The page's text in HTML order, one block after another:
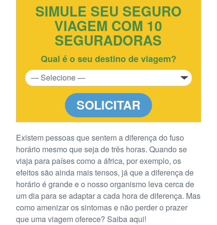
SIMULE SEU SEGURO
VIAGEM COM 10
SEGURADORAS
Qual é o seu destino de viagem?
SOLICITAR
Existem pessoas que sentem a diferença do fuso
horário mesmo que seja de três horas. Quando se
viaja para países como a áfrica, por exemplo, os
efeitos são ainda mais tensos, já que a diferença de
horário é grande e o nosso organismo leva cerca de
um dia para se adaptar a cada hora de diferença. Mas
como amenizar os sintomas e não perder o prazer
que uma viagem oferece? Saiba aqui!